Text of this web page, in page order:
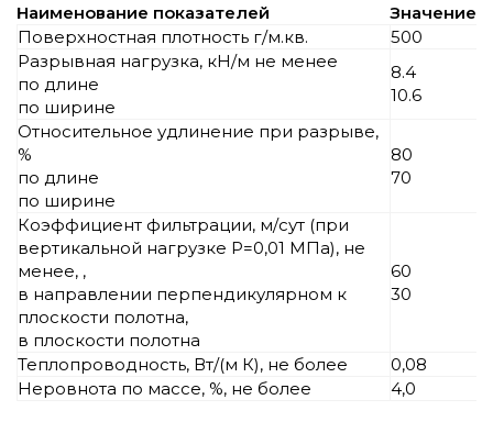
Наименование показателей
Значение
Поверхностная плотность г/м.кв.
500
Разрывная нагрузка, кН/м не менее
по длине
по ширине
8.4
10.6
Относительное удлинение при разрыве,
%
по длине
по ширине
80
70
Коэффициент фильтрации, м/сут (при
вертикальной нагрузке Р=0,01 МПа), не
менее, ,
в направлении перпендикулярном к
плоскости полотна,
в плоскости полотна
60
30
Теплопроводность, Вт/(м К), не более
0,08
Неровнота по массе, %, не более
4,0